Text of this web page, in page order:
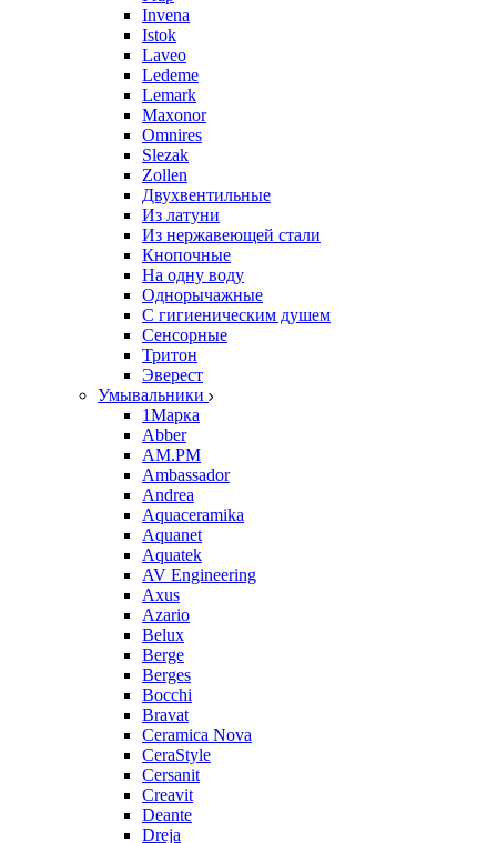
Invena
Istok
Laveo
Ledeme
Lemark
Maxonor
Omnires
Slezak
Zollen
Двухвентильные
Из латуни
Из нержавеющей стали
Кнопочные
На одну воду
Однорычажные
С гигиеническим душем
Сенсорные
Тритон
Эверест
Умывальники
1Марка
Abber
AM.PM
Ambassador
Andrea
Aquaceramika
Aquanet
Aquatek
AV Engineering
Axus
Azario
Belux
Berge
Berges
Bocchi
Bravat
Ceramica Nova
CeraStyle
Cersanit
Creavit
Deante
Dreja